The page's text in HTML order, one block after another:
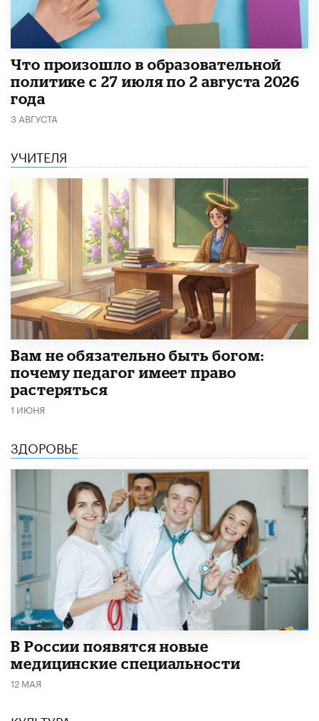
​Что произошло в образовательной
политике с 27 июля по 2 августа 2026
года
3 АВГУСТА
УЧИТЕЛЯ
​Вам не обязательно быть богом:
почему педагог имеет право
растеряться
1 ИЮНЯ
ЗДОРОВЬЕ
В России появятся новые
медицинские специальности
12 МАЯ